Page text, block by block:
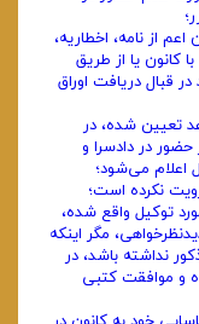
از نامه، اخطاریه،
کانون یا از طریق
قبال دریافت اوراق
تعیین ‌شده، در
حضور در دادسرا و
اعلام می‌شود؛
توکیل واقع شده،
مگر اینکه
نداشته باشد، در
و موافقت کتبی